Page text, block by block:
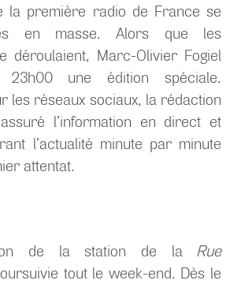
la première radio de France se
en masse. Alors que les
déroulaient, Marc-Olivier Fogiel
23h00 une édition spéciale.
les réseaux sociaux, la rédaction
l’information en direct et
l’actualité minute par minute
attentat.
de la station de la Rue
tout le week-end. Dès le